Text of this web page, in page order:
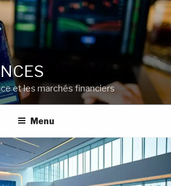
et les marchés financiers
Menu